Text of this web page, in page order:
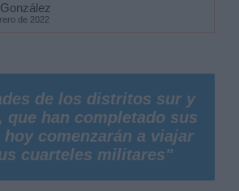
de 2022
de los distritos sur y
que han completado sus
comenzarán a viajar
cuarteles militares"